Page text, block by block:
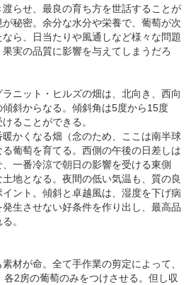
らせ、最良の育ち方を世話することが
秘密。余分な水分や栄養で、葡萄が次
ら、日当たりや風通しなど様々な問題
実の品質に影響を与えてしまうだろ
ニット・ヒルズの畑は、北向き、西向
斜からなる。傾斜角は5度から15度
ることができる。
かくなる畑（念のため、ここは南半球
葡萄を育てる。西側の午後の日差しは
一番冷涼で朝日の影響を受ける東側
地となる。夜間の低い気温も、質の良
ント。傾斜と卓越風は、湿度を下げ病
生させない好条件を作り出し、最高品
。
材が命。全て手作業の剪定によって、
2房の葡萄のみをつけさせる。但し収